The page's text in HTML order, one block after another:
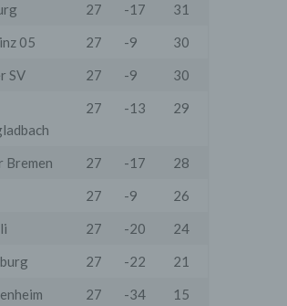
27 -17
31
05 27 -9
30
SV 27 -9
30
27 -13 29
Bremen 27 -17
28
27 -9
26
27 -20
24
27 -22
21
27 -34 15